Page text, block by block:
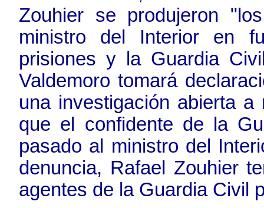
Zouhier se produjeron
ministro del Interior en
prisiones y la Guardia
Valdemoro tomará
una investigación abierta
que el confidente de la
pasado al ministro del
denuncia, Rafael Zouhier
agentes de la Guardia Civil